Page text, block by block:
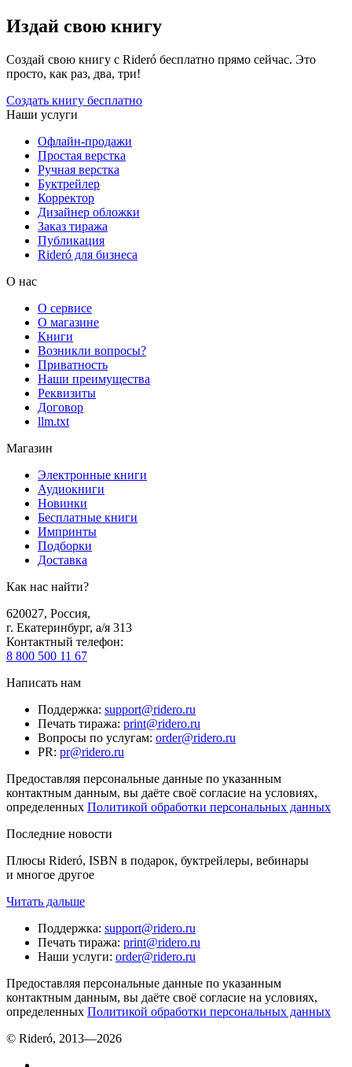
Издай свою книгу
Создай свою книгу с Rideró бесплатно прямо сейчас. Это
просто, как раз, два, три!
Создать книгу бесплатно
Наши услуги
Офлайн-продажи
Простая верстка
Ручная верстка
Буктрейлер
Корректор
Дизайнер обложки
Заказ тиража
Публикация
Rideró для бизнеса
О нас
О сервисе
О магазине
Книги
Возникли вопросы?
Приватность
Наши преимущества
Реквизиты
Договор
llm.txt
Магазин
Электронные книги
Аудиокниги
Новинки
Бесплатные книги
Импринты
Подборки
Доставка
Как нас найти?
620027, Россия,
г. Екатеринбург, а/я 313
Контактный телефон:
8 800 500 11 67
Написать нам
Поддержка: support@ridero.ru
Печать тиража: print@ridero.ru
Вопросы по услугам: order@ridero.ru
PR: pr@ridero.ru
Предоставляя персональные данные по указанным
контактным данным, вы даёте своё согласие на условиях,
определенных Политикой обработки персональных данных
Последние новости
Плюсы Rideró, ISBN в подарок, буктрейлеры, вебинары
и многое другое
Читать дальше
Поддержка: support@ridero.ru
Печать тиража: print@ridero.ru
Наши услуги: order@ridero.ru
Предоставляя персональные данные по указанным
контактным данным, вы даёте своё согласие на условиях,
определенных Политикой обработки персональных данных
© Rideró, 2013—2026